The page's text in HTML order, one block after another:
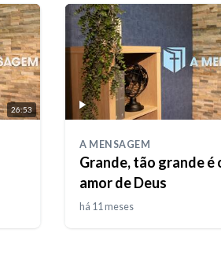
26:53
A MENSAGEM
Grande, tão grande é
amor de Deus
há 11 meses